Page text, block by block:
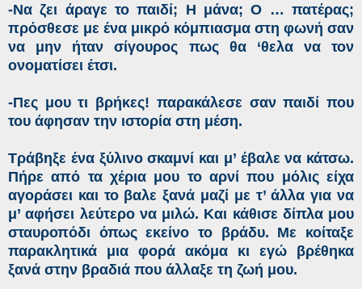
-Να ζει άραγε το παιδί; Η μάνα; Ο … πατέρας;
πρόσθεσε με ένα μικρό κόμπιασμα στη φωνή σαν
να μην ήταν σίγουρος πως θα ‘θελα να τον
ονοματίσει έτσι.
-Πες μου τι βρήκες! παρακάλεσε σαν παιδί που
του άφησαν την ιστορία στη μέση.
Τράβηξε ένα ξύλινο σκαμνί και μ’ έβαλε να κάτσω.
Πήρε από τα χέρια μου το αρνί που μόλις είχα
αγοράσει και το βαλε ξανά μαζί με τ’ άλλα για να
μ’ αφήσει λεύτερο να μιλώ. Και κάθισε δίπλα μου
σταυροπόδι όπως εκείνο το βράδυ. Με κοίταξε
παρακλητικά μια φορά ακόμα κι εγώ βρέθηκα
ξανά στην βραδιά που άλλαξε τη ζωή μου.